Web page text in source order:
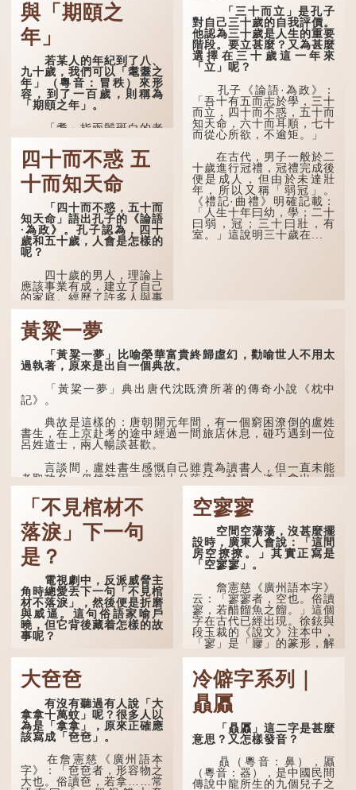
與「期頤之
年」
若某人的年紀到了八、
九十歲，我們可以「耄耋之
年」（粵音：冒秩）來形
容，到了一百歲，則稱為
「期頤之年」。
「耄」指兩鬢斑白的老
人家，亦含有思想紊亂的意
思；「耋」更有跌倒的意
思，也是用來形容老人家
的。
曹操《對酒歌》就曾寫
道：「耄耋皆得以壽終，恩
澤廣及草木昆蟲。」
到了一百歲呢？
頤」。《禮記.曲禮上》：
「百年曰期頤。」鄭玄註：
「期，猶要也；頤，養也。
不知衣服食味，孝子要盡養
道...
四十而不惑 五
十而知天命
「四十而不惑，五十而
知天命」語出孔子的《論語
·為政》。孔子認為，四十
歲和五十歲，人會是怎樣的
呢？
四十歲的男人，理論上
應該事業有成，建立了自己
的家庭。經歷了許多人與事
之後，對事物有了自己的判
斷能力，不會輕易為表象所
迷惑。
孔子在《論語·子罕》
也說：「知者不惑，仁者不
憂，勇者不懼。」「知」與
智慧的「智」相通，四十歲
的男人應已累積足夠智慧，
不再對自己的人生感到困
惑、憂慮與恐懼。
「三十而立」是孔子
對自己三十歲的自我評價。
他認為三十歲是人生的重要
階段。要立甚麼？又為甚麼
選擇在三十歲這一年來
「立」呢？
孔子《論語·為政》：
「吾十有五而志於學，三十
而立，四十而不惑，五十而
知天命，六十而耳順，七十
而從心所欲，不逾矩。」
在古代，男子一般於二
十歲進行冠禮，冠禮完成後
便是成人，但由於未達壯
年，所以又稱「弱冠」。
《禮記·曲禮》明確記載：
「人生十年曰幼，學；二十
曰弱，冠；三十曰壯，有
室。」這說明三十歲在...
黃粱一夢
「黃粱一夢」比喻榮華富貴終歸虛幻，勸喻世人不用太
過執著，原來是出自一個典故。
「黃粱一夢」典出唐代沈既濟所著的傳奇小說《枕中
記》。
典故是這樣的：唐朝開元年間，有一個窮困潦倒的盧姓
書生，在上京赴考的途中經過一間旅店休息，碰巧遇到一位
呂姓道士，兩人暢談甚歡。
言談間，盧姓書生感慨自己雖貴為讀書人，但一直未能
考取功名，仍然貧困，感到十分落泊。於是，道士拿出一個
青瓷枕頭，讓...
「不見棺材不
落淚」下一句
是？
電視劇中，反派威脅主
角時總愛丟下一句「不見棺
材不落淚」，然後便是折磨
與威逼。這句俗語家喻戶
曉，但它背後藏着怎樣的故
事呢？
「不見棺材不落淚」的
原句，有說法是「不見棺材
不下淚」或「不見親棺不下
淚」，出自明朝蘭陵笑笑生
所著的《金瓶梅詞話》第九
十八回。原意是指人未親眼
見到親人棺木，便不會真正
感到悲傷；後來引申為比喻
敗，便不肯罷休。
許多人對這上半句耳熟
空寥寥
空間空蕩蕩，沒甚麼擺
設時，廣東人會說：「這間
房空撩撩。」其實正寫是
「空寥寥」。
詹憲慈《廣州語本字》
云：「寥寥者，空也。俗讀
寥，若醋餾魚之餾。」這個
字在古代已經出現。徐鉉與
段玉裁的《說文》注本中，
「寥」是「廫」的篆形，解
·安期先生》載琊阜老人故
事，以「寥寥安期，虛質高
清」形容空虛無所事事。
大夿夿
有沒有聽過有人說「大
拿拿十萬蚊」呢？很多人以
為是「拿拿」，原來正確應
該寫成「夿夿」。
在詹憲慈《廣州語本
字》：「夿夿者，形容物之
大也。俗讀夿，若拿……常
冷僻字系列｜
贔屭
「贔屭」這二字是甚麼
意思？又怎樣發音？
贔（粵音：鼻），屭
（粵音：器），是中國民間
傳說中龍所生的九個兒子之